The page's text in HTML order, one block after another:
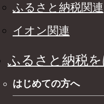
ふるさと納税関連
イオン関連
ふるさと納税
はじめての方へ